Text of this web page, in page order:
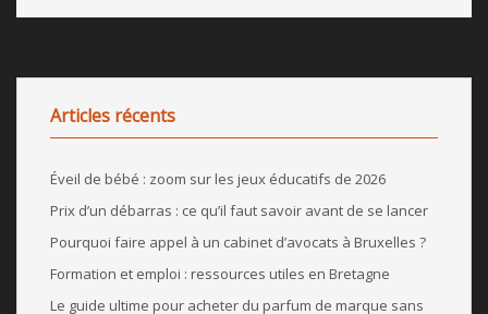
Articles récents
Éveil de bébé : zoom sur les jeux éducatifs de 2026
Prix d’un débarras : ce qu’il faut savoir avant de se lancer
Pourquoi faire appel à un cabinet d’avocats à Bruxelles ?
Formation et emploi : ressources utiles en Bretagne
Le guide ultime pour acheter du parfum de marque sans